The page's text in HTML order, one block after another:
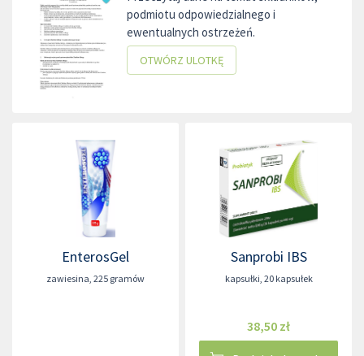
podmiotu odpowiedzialnego i
ewentualnych ostrzeżeń.
OTWÓRZ ULOTKĘ
EnterosGel
zawiesina 225 gramów
Sanprobi IBS
kapsułki 20 kapsułek
38,50 zł